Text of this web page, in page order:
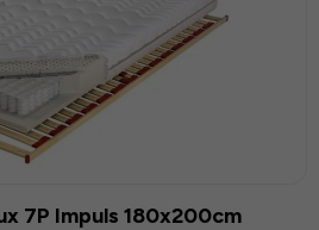
7P Impuls 180x200cm